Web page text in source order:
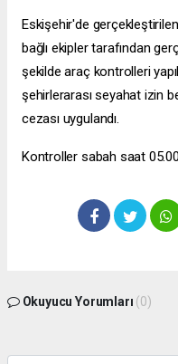
Eskişehir'de
bağlı ekipler tarafından
şekilde araç kontrolleri
şehirlerarası seyahat izin
cezası uygulandı.
Kontroller sabah saat
Okuyucu Yorumları (0)